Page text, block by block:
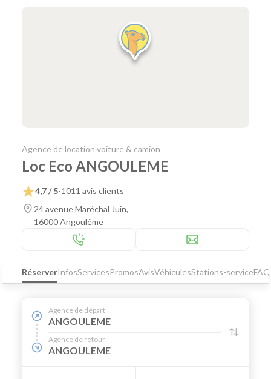
Agence de location voiture & camion
Loc Eco ANGOULEME
4,7 / 5-1011 avis clients
24 avenue Maréchal Juin,
16000 Angoulême
RéserverInfosServicesPromosAvisVéhiculesStations-serviceFAQ
Agence de départ
ANGOULEME
Agence de retour
ANGOULEME